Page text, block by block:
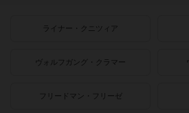
ライナー・クニツィア
ヴォルフガング・クラマー
フリードマン・フリーゼ